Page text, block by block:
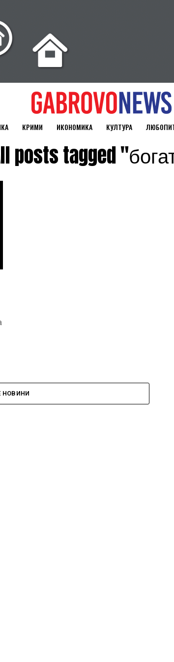
КРИМИ ИКОНОМИКА КУЛТУРА
posts tagged
НОВИНИ